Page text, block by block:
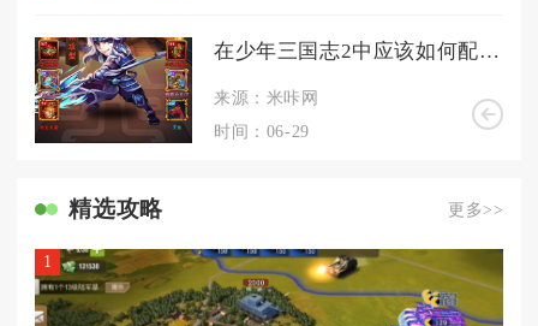
在少年三国志2中应该如何配置吴国援军的阵容
来源：米咔网
时间：06-29
精选攻略 更多>>
1